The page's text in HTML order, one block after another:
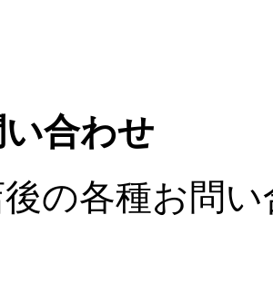
合わせ
後の各種お問